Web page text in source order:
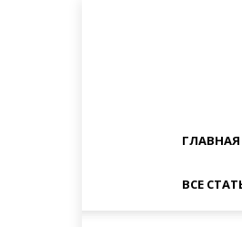
ГЛАВНАЯ
ВСЕ